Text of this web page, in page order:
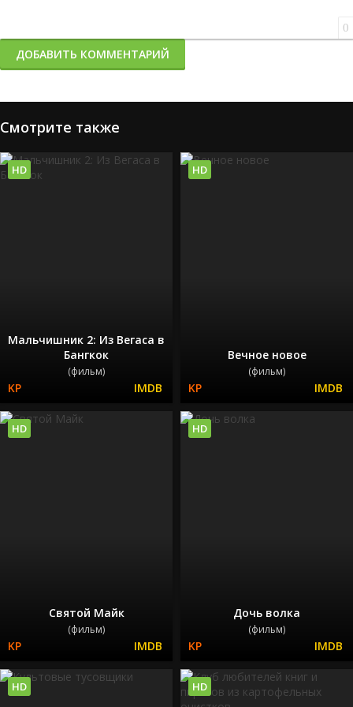
0
ДОБАВИТЬ КОММЕНТАРИЙ
Смотрите также
Мальчишник 2: Из Вегаса в
Бангкок
(фильм)
HD
Вечное новое
(фильм)
HD
Святой Майк
(фильм)
HD
Дочь волка
(фильм)
HD
HD HD